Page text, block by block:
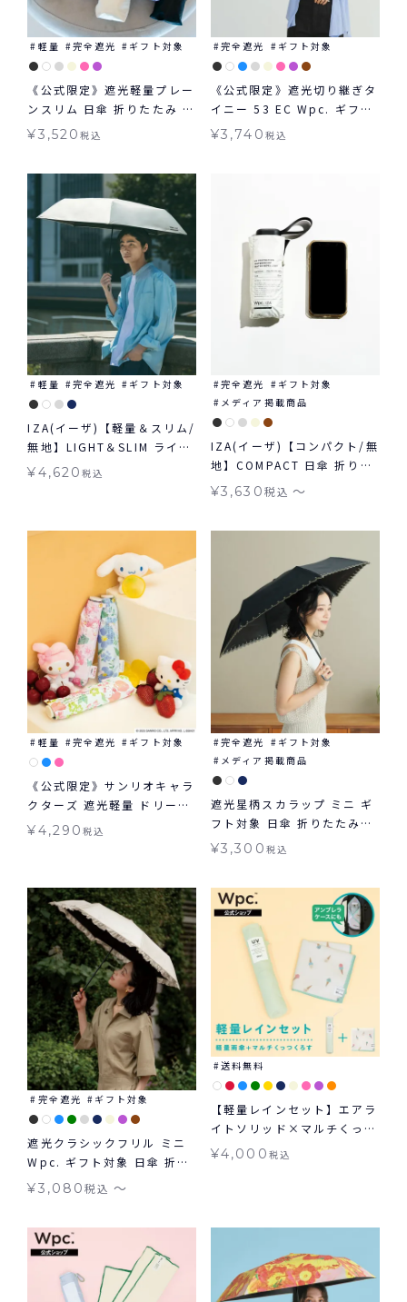
軽量 完全遮光 ギフト対象
《公式限定》遮光軽量プレー
ンスリム 日傘 折りたたみ ギ
フト対象 晴雨兼用 Wpc.
¥3,520税込
完全遮光 ギフト対象
《公式限定》遮光切り継ぎタ
イニー 53 EC Wpc. ギフト
対象 日傘 折りたたみ 切り継
¥3,740 税込
軽量 完全遮光 ギフト対象
IZA(イーザ)【軽量＆スリム/
無地】LIGHT＆SLIM ライト
＆スリム 軽量 日傘 折りたた
¥4,620税込
完全遮光
ギフト対象
メディア掲載商品
IZA(イーザ)【コンパクト/無
地】COMPACT 日傘 折りた
たみ ギフト対象 晴雨兼用
¥3,630税込 〜
軽量 完全遮光 ギフト対象
《公式限定》サンリオキャラ
クターズ 遮光軽量 ドリーミ
ング ミニ 日傘 折りたたみ
¥4,290税込
完全遮光
ギフト対象
メディア掲載商品
遮光星柄スカラップ ミニ ギ
フト対象 日傘 折りたたみ傘
晴雨兼用 Wpc.
¥3,300 税込
完全遮光 ギフト対象
遮光クラシックフリル ミニ
Wpc. ギフト対象 日傘 折り
たたみ 晴雨兼用
¥3,080税込 〜
送料無料
【軽量レインセット】エアラ
イトソリッド×マルチくっつ
くろす 雨傘 折りたたみ くっ
¥4,000 税込